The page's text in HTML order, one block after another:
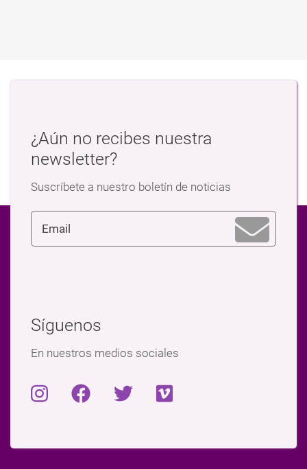
¿Aún no recibes nuestra
newsletter?
Suscríbete a nuestro boletín de noticias
Síguenos
En nuestros medios sociales